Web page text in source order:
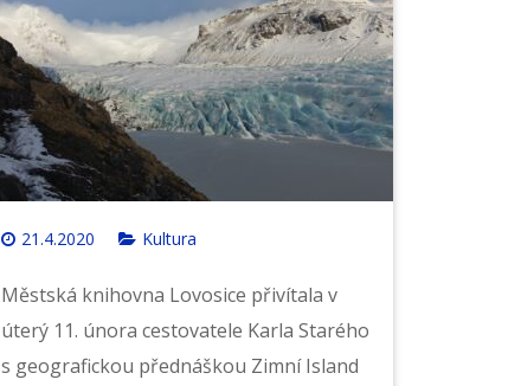
21.4.2020 Kultura
Městská knihovna Lovosice přivítala v
úterý 11. února cestovatele Karla Starého
s geografickou přednáškou Zimní Island